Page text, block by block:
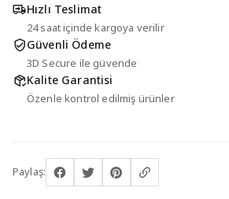
Hızlı Teslimat
24 saat içinde kargoya verilir
Güvenli Ödeme
3D Secure ile güvende
Kalite Garantisi
Özenle kontrol edilmiş ürünler
Paylaş: